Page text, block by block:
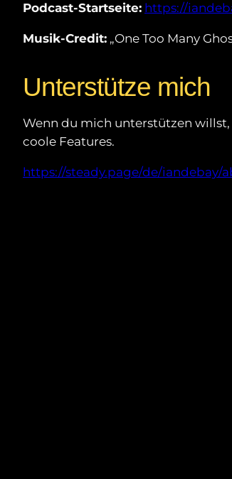
Podcast-Startseite: https://
Musik-Credit: „One Too Many
Unterstütze mich
Wenn du mich unterstützen
coole Features.
https://steady.page/de/iandebay/